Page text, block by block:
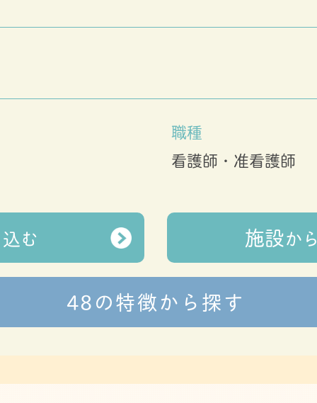
職種
看護師・准看護師
む 施設から
48の特徴から探す